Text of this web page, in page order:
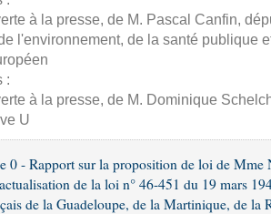
des lois
des lois
et orales
débats
à la presse, de M. Pascal Canfin,
l'environnement, de la santé publique
:
à la presse, de M. Dominique
U
0 - Rapport sur la proposition de loi de Mme
de la loi n° 46-451 du 19 mars
de la Guadeloupe, de la Martinique, de la